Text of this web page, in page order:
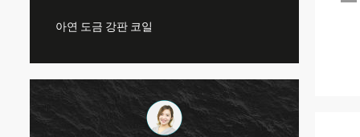
아연 도금 강판 코일